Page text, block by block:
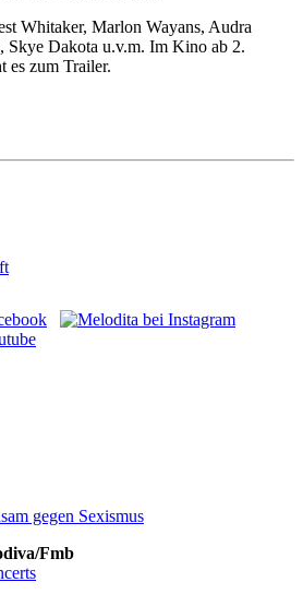
Whitaker, Marlon Wayans, Audra
Dakota u.v.m. Im Kino ab 2.
es zum Trailer.
Fmb